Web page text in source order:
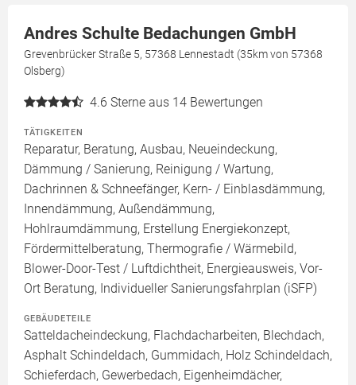
Andres Schulte Bedachungen GmbH
Grevenbrücker Straße 5, 57368 Lennestadt (35km von 57368
Olsberg)
4.6 Sterne aus 14 Bewertungen
TÄTIGKEITEN
Reparatur, Beratung, Ausbau, Neueindeckung,
Dämmung / Sanierung, Reinigung / Wartung,
Dachrinnen & Schneefänger, Kern- / Einblasdämmung,
Innendämmung, Außendämmung,
Hohlraumdämmung, Erstellung Energiekonzept,
Fördermittelberatung, Thermografie / Wärmebild,
Blower-Door-Test / Luftdichtheit, Energieausweis, Vor-
Ort Beratung, Individueller Sanierungsfahrplan (iSFP)
GEBÄUDETEILE
Satteldacheindeckung, Flachdacharbeiten, Blechdach,
Asphalt Schindeldach, Gummidach, Holz Schindeldach,
Schieferdach, Gewerbedach, Eigenheimdächer,